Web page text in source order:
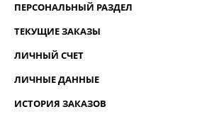
ПЕРСОНАЛЬНЫЙ РАЗДЕЛ
ТЕКУЩИЕ ЗАКАЗЫ
ЛИЧНЫЙ СЧЕТ
ЛИЧНЫЕ ДАННЫЕ
ИСТОРИЯ ЗАКАЗОВ